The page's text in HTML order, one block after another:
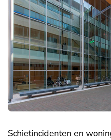
Schietincidenten en